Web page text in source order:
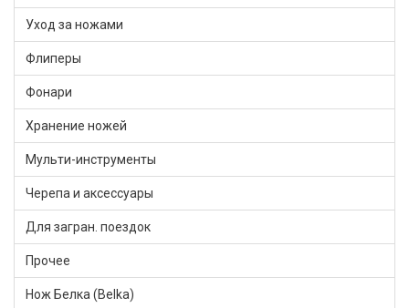
Уход за ножами
Флиперы
Фонари
Хранение ножей
Мульти-инструменты
Черепа и аксессуары
Для загран. поездок
Прочее
Нож Белка (Belka)